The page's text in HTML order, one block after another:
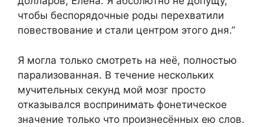
чтобы беспорядочные роды перехватили
повествование и стали центром этого дня.”
Я могла только смотреть на неё, полностью
парализованная. В течение нескольких
мучительных секунд мой мозг просто
отказывался воспринимать фонетическое
значение только что произнесённых ею слов.